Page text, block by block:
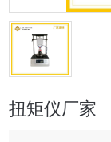
扭矩仪厂家